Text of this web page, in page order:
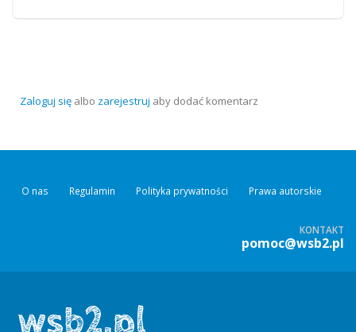
Zaloguj się albo zarejestruj aby dodać komentarz
O nas Regulamin Polityka prywatności Prawa autorskie
KONTAKT
pomoc@wsb2.pl